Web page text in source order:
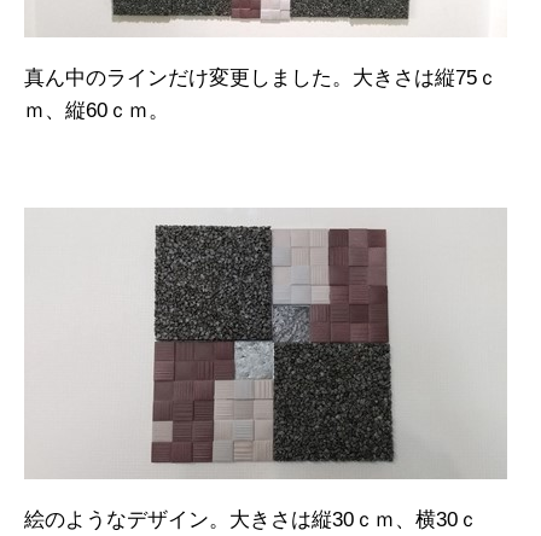
真ん中のラインだけ変更しました。大きさは縦75ｃ
ｍ、縦60ｃｍ。
絵のようなデザイン。大きさは縦30ｃｍ、横30ｃ